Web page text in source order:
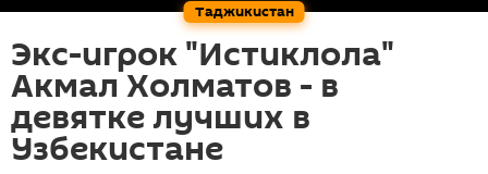
Таджикистан
Экс-игрок "Истиклола"
Акмал Холматов - в
девятке лучших в
Узбекистане